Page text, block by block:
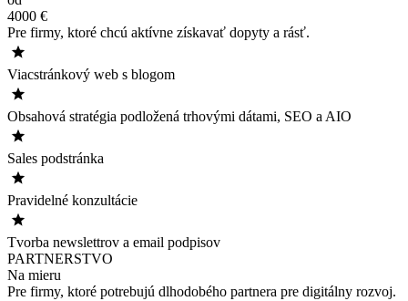
4000 €
Pre firmy, ktoré chcú aktívne získavať dopyty a rásť.
Viacstránkový web s blogom
Obsahová stratégia podložená trhovými dátami, SEO a AIO
Sales podstránka
Pravidelné konzultácie
Tvorba newslettrov a email podpisov
PARTNERSTVO
Na mieru
Pre firmy, ktoré potrebujú dlhodobého partnera pre digitálny rozvoj.